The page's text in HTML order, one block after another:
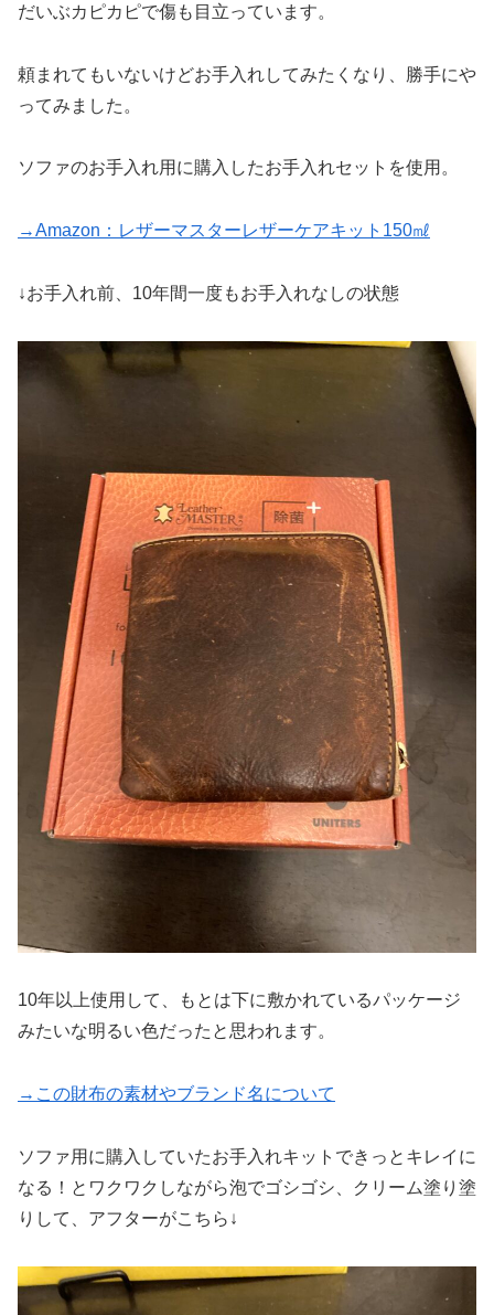
だいぶカピカピで傷も目立っています。
頼まれてもいないけどお手入れしてみたくなり、勝手にや
ってみました。
ソファのお手入れ用に購入したお手入れセットを使用。
→Amazon：レザーマスターレザーケアキット150㎖
↓お手入れ前、10年間一度もお手入れなしの状態
10年以上使用して、もとは下に敷かれているパッケージ
みたいな明るい色だったと思われます。
→この財布の素材やブランド名について
ソファ用に購入していたお手入れキットできっとキレイに
なる！とワクワクしながら泡でゴシゴシ、クリーム塗り塗
りして、アフターがこちら↓